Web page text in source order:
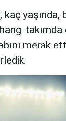
yaşında,
merak